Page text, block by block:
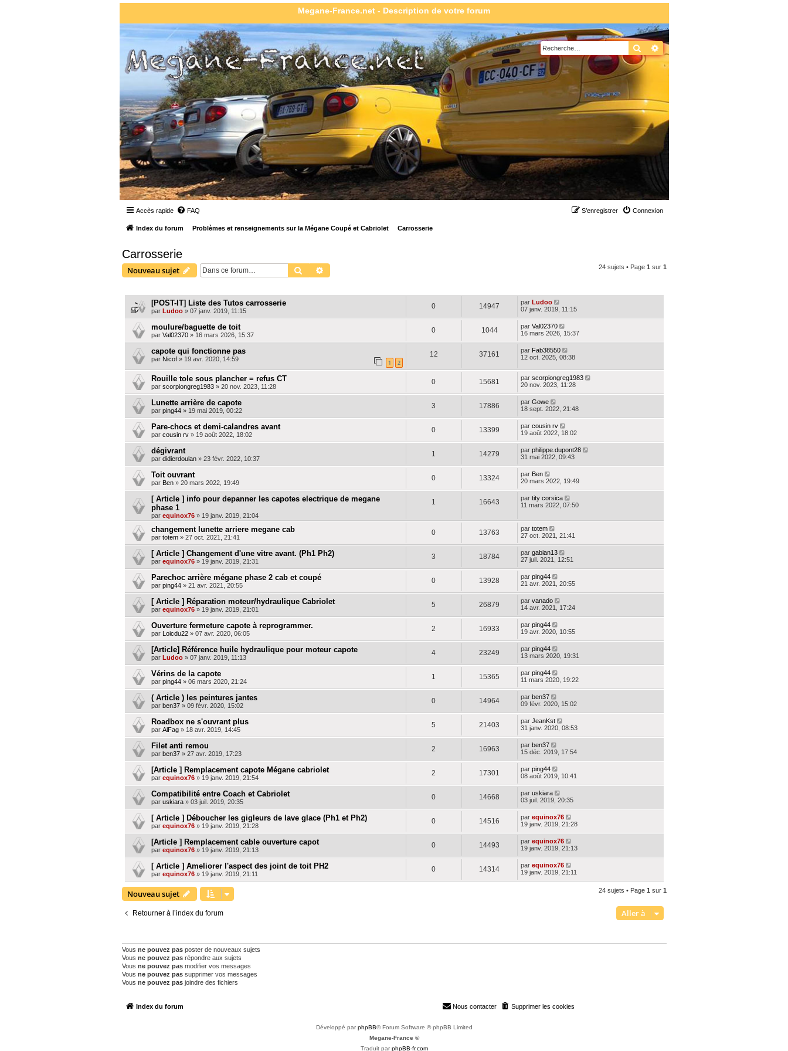
Megane-France.net - Description de votre forum
RechercherRecherche avancée
Accès rapide FAQ Connexion
S’enregistrer
Index du forum Problèmes et renseignements sur la Mégane Coupé et Cabriolet Carrosserie
Carrosserie
Nouveau sujet Rechercher 24 sujets • Page 1 sur 1
[POST-IT] Liste des Tutos carrosserie
par Ludoo» 07 janv. 2019, 11:15
0 14947 par Ludoo
07 janv. 2019, 11:15
moulure/baguette de toit
par Val02370» 16 mars 2026, 15:37
0 1044 par Val02370
16 mars 2026, 15:37
capote qui fonctionne pas
par Nicof» 19 avr. 2020, 14:59 1 2
12 37161 par Fab38550
12 oct. 2025, 08:38
Rouille tole sous plancher = refus CT
par scorpiongreg1983» 20 nov. 2023, 11:28
0 15681 par scorpiongreg1983
20 nov. 2023, 11:28
Lunette arrière de capote
par ping44» 19 mai 2019, 00:22
3 17886 par Gowe
18 sept. 2022, 21:48
Pare-chocs et demi-calandres avant
par cousin rv» 19 août 2022, 18:02
0 13399 par cousin rv
19 août 2022, 18:02
dégivrant
par didierdoulan» 23 févr. 2022, 10:37
1 14279 par philippe.dupont28
31 mai 2022, 09:43
Toit ouvrant
par Ben» 20 mars 2022, 19:49
0 13324 par Ben
20 mars 2022, 19:49
[ Article ] info pour depanner les capotes electrique de megane
phase 1
par equinox76» 19 janv. 2019, 21:04
1 16643 par tity corsica
11 mars 2022, 07:50
changement lunette arriere megane cab
par totem» 27 oct. 2021, 21:41
0 13763 par totem
27 oct. 2021, 21:41
[ Article ] Changement d'une vitre avant. (Ph1 Ph2)
par equinox76» 19 janv. 2019, 21:31
3 18784 par gabian13
27 juil. 2021, 12:51
Parechoc arrière mégane phase 2 cab et coupé
par ping44» 21 avr. 2021, 20:55
0 13928 par ping44
21 avr. 2021, 20:55
[ Article ] Réparation moteur/hydraulique Cabriolet
par equinox76» 19 janv. 2019, 21:01
5 26879 par vanado
14 avr. 2021, 17:24
Ouverture fermeture capote à reprogrammer.
par Loicdu22» 07 avr. 2020, 06:05
2 16933 par ping44
19 avr. 2020, 10:55
[Article] Référence huile hydraulique pour moteur capote
par Ludoo» 07 janv. 2019, 11:13
4 23249 par ping44
13 mars 2020, 19:31
Vérins de la capote
par ping44» 06 mars 2020, 21:24
1 15365 par ping44
11 mars 2020, 19:22
( Article ) les peintures jantes
par ben37» 09 févr. 2020, 15:02
0 14964 par ben37
09 févr. 2020, 15:02
Roadbox ne s'ouvrant plus
par AlFag» 18 avr. 2019, 14:45
5 21403 par JeanKst
31 janv. 2020, 08:53
Filet anti remou
par ben37» 27 avr. 2019, 17:23
2 16963 par ben37
15 déc. 2019, 17:54
[Article ] Remplacement capote Mégane cabriolet
par equinox76» 19 janv. 2019, 21:54
2 17301 par ping44
08 août 2019, 10:41
Compatibilité entre Coach et Cabriolet
par uskiara» 03 juil. 2019, 20:35
0 14668 par uskiara
03 juil. 2019, 20:35
[ Article ] Déboucher les gigleurs de lave glace (Ph1 et Ph2)
par equinox76» 19 janv. 2019, 21:28
0 14516 par equinox76
19 janv. 2019, 21:28
[Article ] Remplacement cable ouverture capot
par equinox76» 19 janv. 2019, 21:13
0 14493 par equinox76
19 janv. 2019, 21:13
[ Article ] Ameliorer l'aspect des joint de toit PH2
par equinox76» 19 janv. 2019, 21:11
0 14314 par equinox76
19 janv. 2019, 21:11
Nouveau sujet 24 sujets • Page 1 sur 1
Retourner à l’index du forum Aller à
Vous ne pouvez pasposter de nouveaux sujets
Vous ne pouvez pasrépondre aux sujets
Vous ne pouvez pasmodifier vos messages
Vous ne pouvez passupprimer vos messages
Vous ne pouvez pasjoindre des fichiers
Index du forum Supprimer les cookies
Nous contacter
Développé parphpBB® Forum Software © phpBB Limited
Megane-France ©
Traduit parphpBB-fr.com